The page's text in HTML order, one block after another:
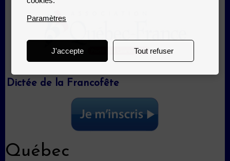
Dictée de la Francofête
Québec
Paramètres
J'accepte Tout refuser